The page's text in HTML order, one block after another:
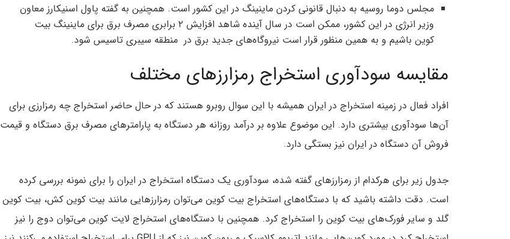
مجلس دوما روسیه به دنبال قانونی کردن ماینینگ در این کشور است. همچنین به گفته پاول اسنیکارز معاون
وزیر انرژی در این کشور، ممکن است در سال آینده شاهد افزایش ۲ برابری مصرف برق برای ماینینگ بیت
کوین باشیم و به همین منظور قرار است نیروگاه‌های جدید برق در منطقه سیبری تاسیس شود.
مقایسه سودآوری استخراج رمزارزهای مختلف
افراد فعال در زمینه استخراج در ایران همیشه با این سوال روبرو هستند که در حال حاضر استخراج چه رمزارزی برای
آن‌ها سودآوری بیشتری دارد. این موضوع علاوه بر درآمد روزانه هر دستگاه به پارامترهای مصرف برق دستگاه و قیمت
فروش آن دستگاه در ایران نیز بستگی دارد.
جدول زیر برای هرکدام از رمزارزهای گفته شده، سودآوری یک دستگاه استخراج در ایران را برای نمونه بررسی کرده
است. دقت داشته باشید که با دستگاه‌های استخراج بیت کوین می‌توان رمزارزهایی مانند بیت کوین کش، بیت کوین
گلد و سایر فورک‌های بیت کوین را استخراج کرد. همچنین با دستگاه‌های استخراج لایت کوین می‌توان دوج را نیز